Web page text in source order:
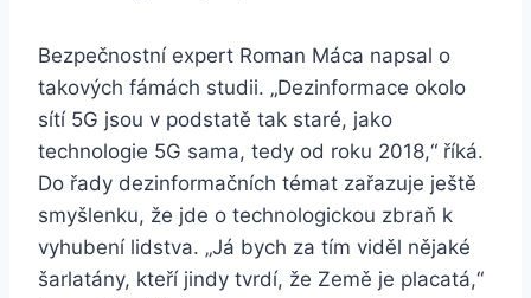
Bezpečnostní expert Roman Máca napsal o
takových fámách studii. „Dezinformace okolo
sítí 5G jsou v podstatě tak staré, jako
technologie 5G sama, tedy od roku 2018,“ říká.
Do řady dezinformačních témat zařazuje ještě
smyšlenku, že jde o technologickou zbraň k
vyhubení lidstva. „Já bych za tím viděl nějaké
šarlatány, kteří jindy tvrdí, že Země je placatá,“